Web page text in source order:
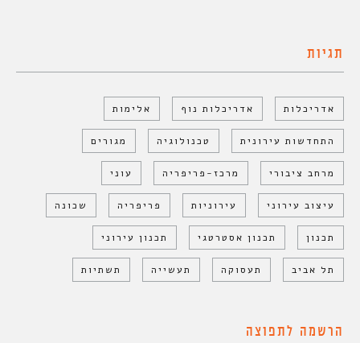
תגיות
אדריכלות אדריכלות נוף אלימות
התחדשות עירונית טכנולוגיה מגורים
מרחב ציבורי מרכז-פריפריה עוני
עיצוב עירוני עירוניות פריפריה שכונה
תכנון תכנון אסטרטגי תכנון עירוני
תל אביב תעסוקה תעשייה תשתיות
הרשמה לתפוצה